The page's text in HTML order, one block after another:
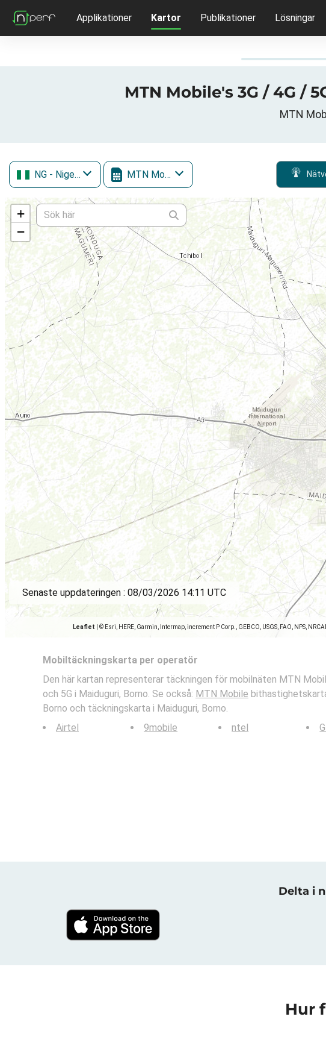
Applikationer Kartor Publikationer Lösningar
MTN Mobile's 3G / 4G /
MTN
NG - Nigeria MTN Mobile
+
−
Leaflet © Esri, HERE, Garmin, Intermap, increment P Corp., GEBCO, USGS, FAO, NPS,
Senaste uppdateringen : 08/03/2026 14:11 UTC
Mobiltäckningskarta per operatör
Den här kartan representerar täckningen för mobilnäten MTN
och 5G i Maiduguri, Borno. Se också: MTN Mobile
Borno och täckningskarta i Maiduguri, Borno.
Airtel
9mobile ntel
Delta i
Hur